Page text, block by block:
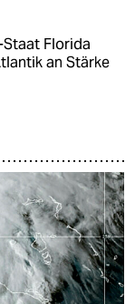
Staat Florida
an Stärke